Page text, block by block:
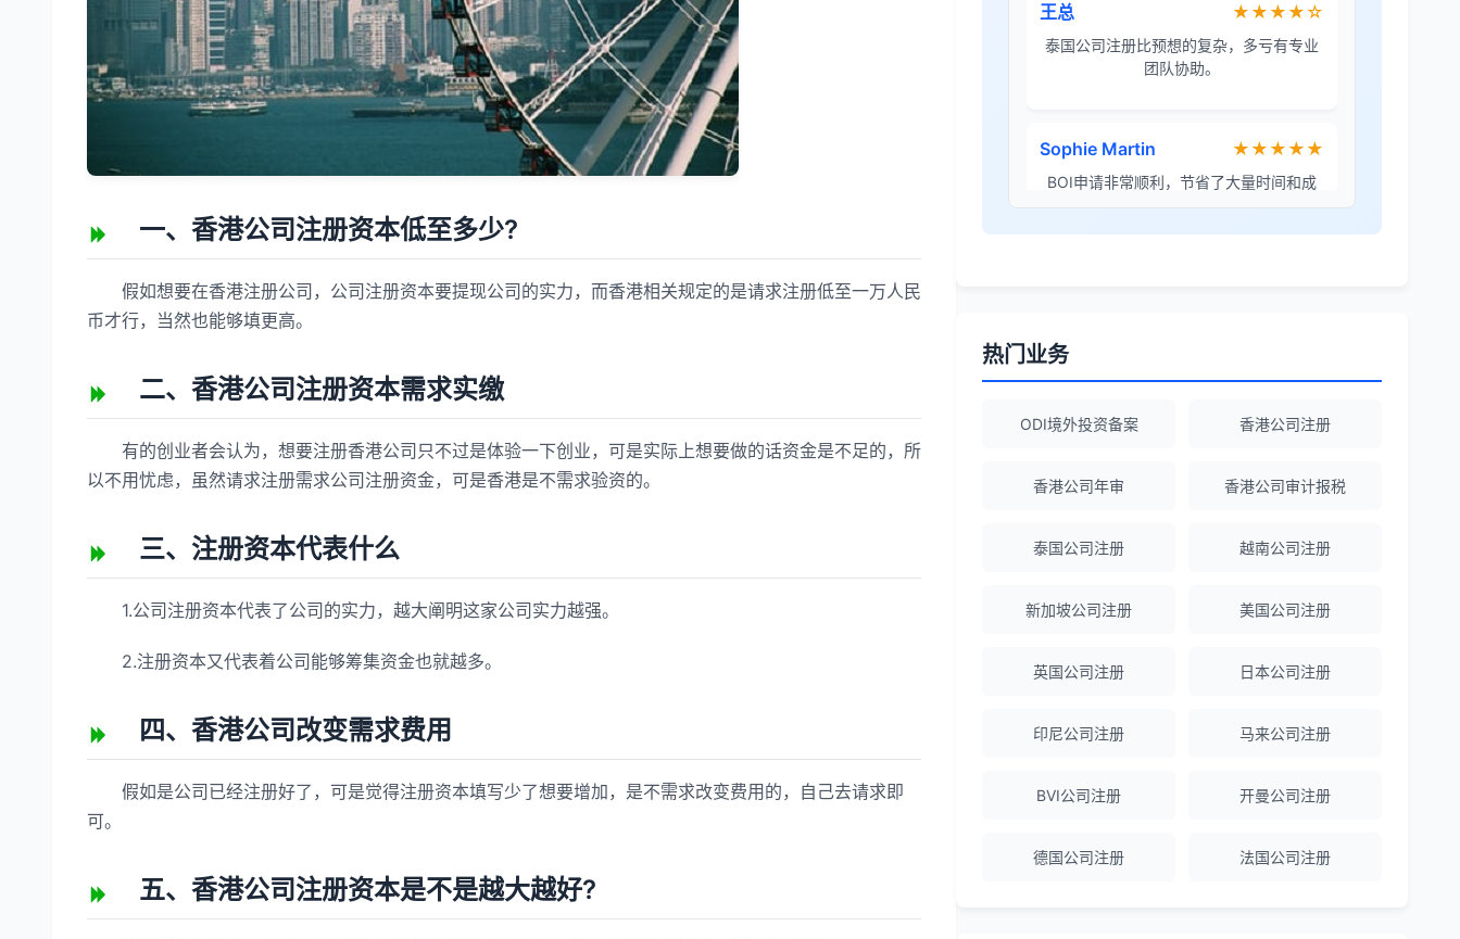
一、香港公司注册资本低至多少?
假如想要在香港注册公司，公司注册资本要提现公司的实力，而香港相关规定的是请求注册低至一万人民
币才行，当然也能够填更高。
二、香港公司注册资本需求实缴
有的创业者会认为，想要注册香港公司只不过是体验一下创业，可是实际上想要做的话资金是不足的，所
以不用忧虑，虽然请求注册需求公司注册资金，可是香港是不需求验资的。
三、注册资本代表什么
1.公司注册资本代表了公司的实力，越大阐明这家公司实力越强。
2.注册资本又代表着公司能够筹集资金也就越多。
四、香港公司改变需求费用
假如是公司已经注册好了，可是觉得注册资本填写少了想要增加，是不需求改变费用的，自己去请求即
可。
五、香港公司注册资本是不是越大越好?
王总 ★★★★☆
泰国公司注册比预想的复杂，多亏有专业
团队协助。
Sophie Martin ★★★★★
BOI申请非常顺利，节省了大量时间和成
Robert Chen ★★★★☆
陈经理 ★★★★★
海外公司注册服务非常专业，顾问响应迅
越南公司注册全程指导，文件准备非常专
热门业务
ODI境外投资备案 香港公司注册
香港公司年审 香港公司审计报税
泰国公司注册 越南公司注册
新加坡公司注册 美国公司注册
英国公司注册 日本公司注册
印尼公司注册 马来公司注册
BVI公司注册 开曼公司注册
德国公司注册 法国公司注册